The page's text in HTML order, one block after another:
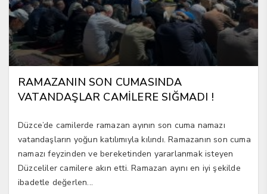
RAMAZANIN SON CUMASINDA
VATANDAŞLAR CAMİLERE SIĞMADI !
Düzce’de camilerde ramazan ayının son cuma namazı
vatandaşların yoğun katılımıyla kılındı. Ramazanın son cuma
namazı feyzinden ve bereketinden yararlanmak isteyen
Düzceliler camilere akın etti. Ramazan ayını en iyi şekilde
ibadetle değerlen...